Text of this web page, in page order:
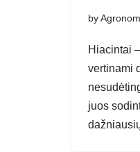
by
Hiacintai
vertinami
juos